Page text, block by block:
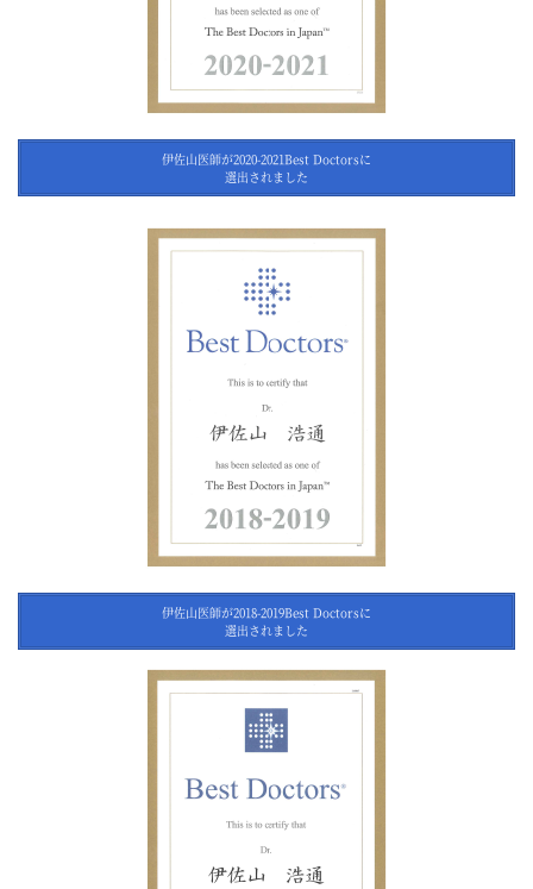
伊佐山医師が2020-2021Best Doctorsに
選出されました
伊佐山医師が2018-2019Best Doctorsに
選出されました